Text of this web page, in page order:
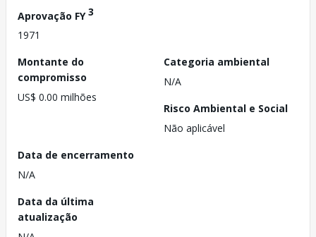
Aprovação FY3
1971
Montante do
compromisso
US$ 0.00 milhões
Categoria ambiental
N/A
Risco Ambiental e Social
Não aplicável
Data de encerramento
N/A
Data da última
atualização